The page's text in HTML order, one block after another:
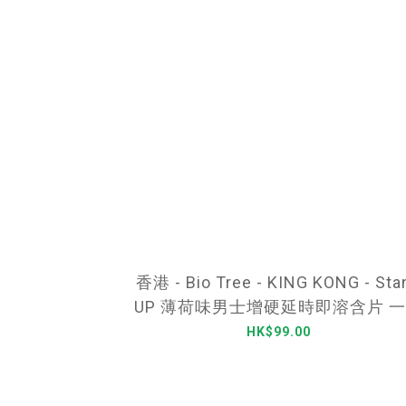
香港 - Bio Tree - KING KONG -
UP 薄荷味男士增硬延時即溶含片 一
裝(2片)
HK$99.00